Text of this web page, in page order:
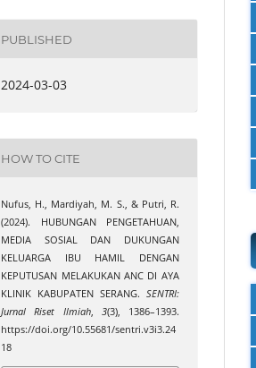
PUBLISHED
2024-03-03
HOW TO CITE
Nufus, H., Mardiyah, M. S., & Putri, R.
(2024). HUBUNGAN PENGETAHUAN,
MEDIA SOSIAL DAN DUKUNGAN
KELUARGA IBU HAMIL DENGAN
KEPUTUSAN MELAKUKAN ANC DI AYA
KLINIK KABUPATEN SERANG. SENTRI:
Jurnal Riset Ilmiah, 3(3), 1386–1393.
https://doi.org/10.55681/sentri.v3i3.24
18